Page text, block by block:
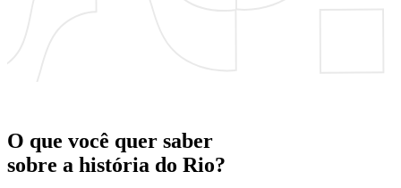
O que você quer saber
sobre a história do Rio?